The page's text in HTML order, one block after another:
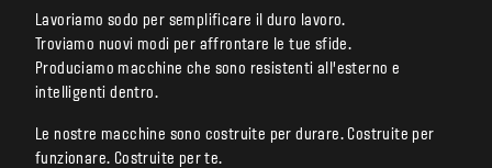
Lavoriamo sodo per semplificare il duro lavoro.
Troviamo nuovi modi per affrontare le tue sfide.
Produciamo macchine che sono resistenti all’esterno e
intelligenti dentro.
Le nostre macchine sono costruite per durare. Costruite per
funzionare. Costruite per te.